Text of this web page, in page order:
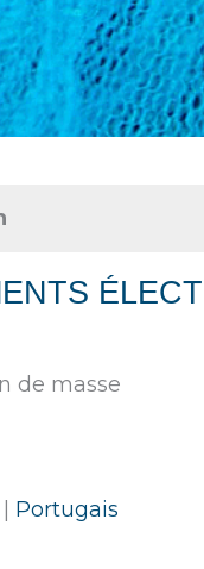
de masse
| Portugais